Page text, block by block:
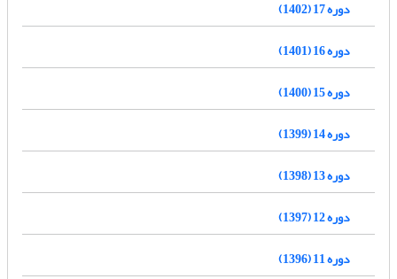
دوره 17 (1402)
دوره 16 (1401)
دوره 15 (1400)
دوره 14 (1399)
دوره 13 (1398)
دوره 12 (1397)
دوره 11 (1396)